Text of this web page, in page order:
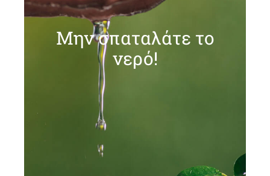
Μην σπαταλάτε το
νερό!